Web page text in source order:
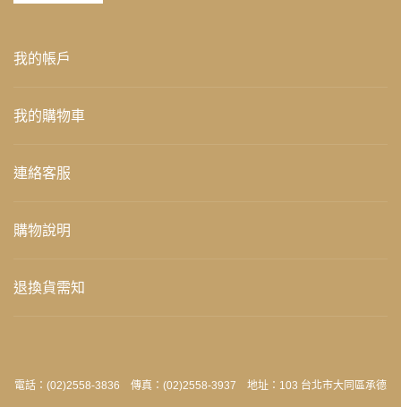
我的帳戶
我的購物車
連絡客服
購物說明
退換貨需知
電話：(02)2558-3836 傳真：(02)2558-3937 地址：103 台北市大同區承德